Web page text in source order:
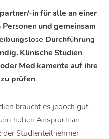
in für alle an einer
und gemeinsam
Durchführung
Klinische Studien
Medikamente auf ihre
prüfen.
braucht es jedoch gut
hohen Anspruch an
der Studienteilnehmer